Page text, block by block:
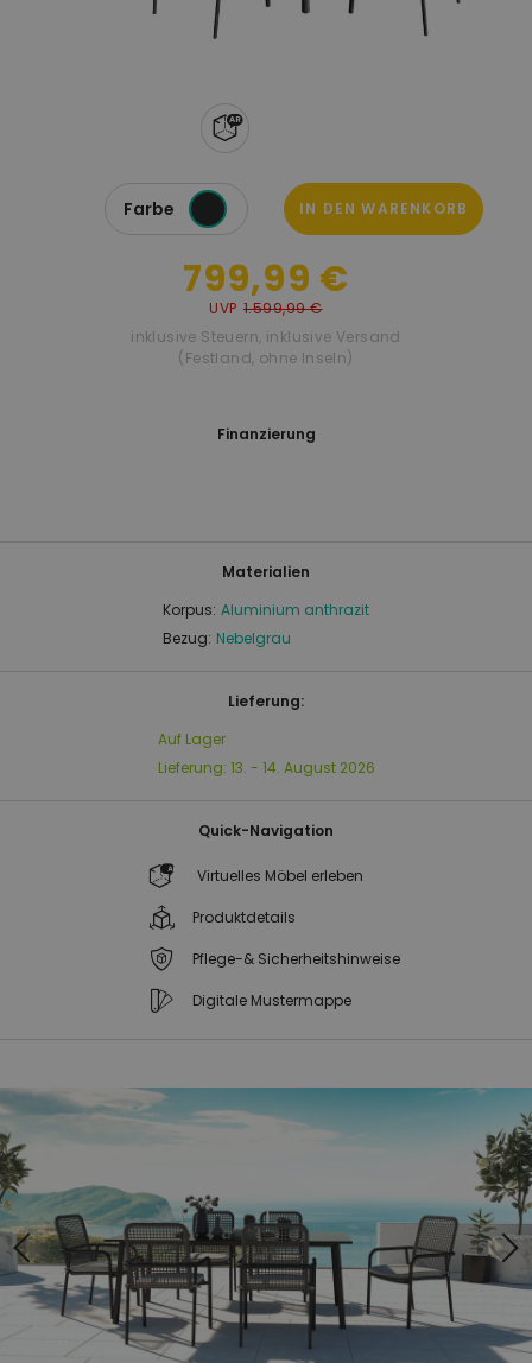
Farbe IN DEN WARENKORB
799,99 €
UVP 1.599,99 €
inklusive Steuern, inklusive Versand
(Festland, ohne Inseln)
Materialien
Korpus: Aluminium anthrazit
Bezug: Nebelgrau
Lieferung:
Auf Lager
Lieferung: 13. - 14. August 2026
Quick-Navigation
Virtuelles Möbel erleben
Produktdetails
Pflege-& Sicherheitshinweise
Digitale Mustermappe
Finanzierung
Zum
der
Bildgalerie
springen
Zum
Anfang
der
Bildgalerie
springen